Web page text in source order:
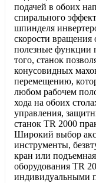
подачей в обоих
спирального
шпинделя
скорости вращения
полезные функции
того, станок
конусовидных
перемещению,
любом рабочем
хода на обоих
управления,
станок TR 2000
Широкий выбор
инструменты,
кран или
оборудования TR
индивидуальными